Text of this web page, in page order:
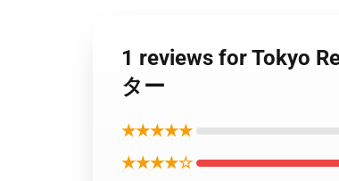
1 reviews for Tokyo
ター
★★★★★
★★★★☆